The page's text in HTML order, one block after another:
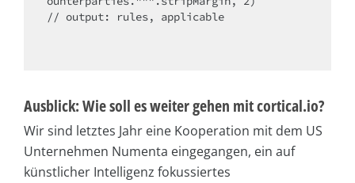
// output: rules, applicable
Ausblick: Wie soll es weiter gehen mit cortical.io?
Wir sind letztes Jahr eine Kooperation mit dem US
Unternehmen Numenta eingegangen, ein auf
künstlicher Intelligenz fokussiertes